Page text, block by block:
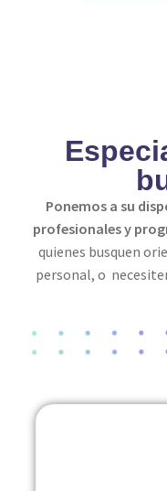
Ponemos a su
profesionales y
quienes busquen
personal, o